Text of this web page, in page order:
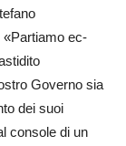
«Partiamo ec­
Governo sia
dei suoi
console di un